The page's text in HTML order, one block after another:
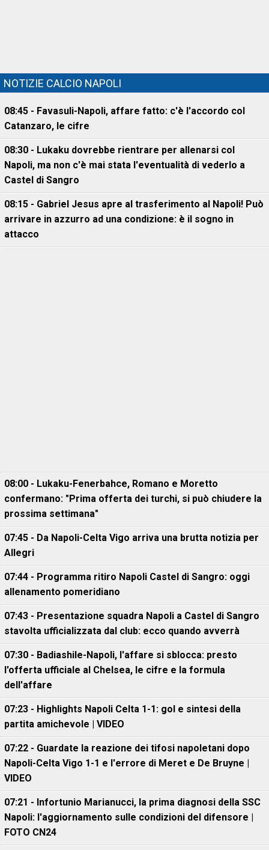
NOTIZIE CALCIO NAPOLI
08:45 - Favasuli-Napoli, affare fatto: c'è l'accordo col
Catanzaro, le cifre
08:30 - Lukaku dovrebbe rientrare per allenarsi col
Napoli, ma non c'è mai stata l'eventualità di vederlo a
Castel di Sangro
08:15 - Gabriel Jesus apre al trasferimento al Napoli! Può
arrivare in azzurro ad una condizione: è il sogno in
attacco
08:00 - Lukaku-Fenerbahce, Romano e Moretto
confermano: "Prima offerta dei turchi, si può chiudere la
prossima settimana"
07:45 - Da Napoli-Celta Vigo arriva una brutta notizia per
Allegri
07:44 - Programma ritiro Napoli Castel di Sangro: oggi
allenamento pomeridiano
07:43 - Presentazione squadra Napoli a Castel di Sangro
stavolta ufficializzata dal club: ecco quando avverrà
07:30 - Badiashile-Napoli, l'affare si sblocca: presto
l'offerta ufficiale al Chelsea, le cifre e la formula
dell'affare
07:23 - Highlights Napoli Celta 1-1: gol e sintesi della
partita amichevole | VIDEO
07:22 - Guardate la reazione dei tifosi napoletani dopo
Napoli-Celta Vigo 1-1 e l'errore di Meret e De Bruyne |
VIDEO
07:21 - Infortunio Marianucci, la prima diagnosi della SSC
Napoli: l'aggiornamento sulle condizioni del difensore |
FOTO CN24